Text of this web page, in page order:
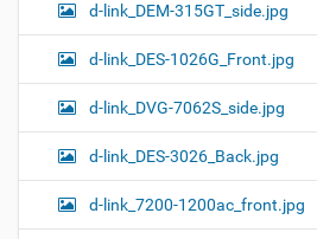
d-link_DEM-315GT_side.jpg
d-link_DES-1026G_Front.jpg
d-link_DVG-7062S_side.jpg
d-link_DES-3026_Back.jpg
d-link_7200-1200ac_front.jpg